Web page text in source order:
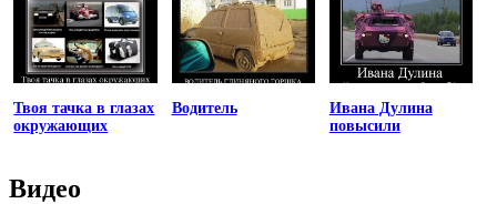
Твоя тачка в глазах
окружающих
Водитель
Ивана Дулина
повысили
Видео